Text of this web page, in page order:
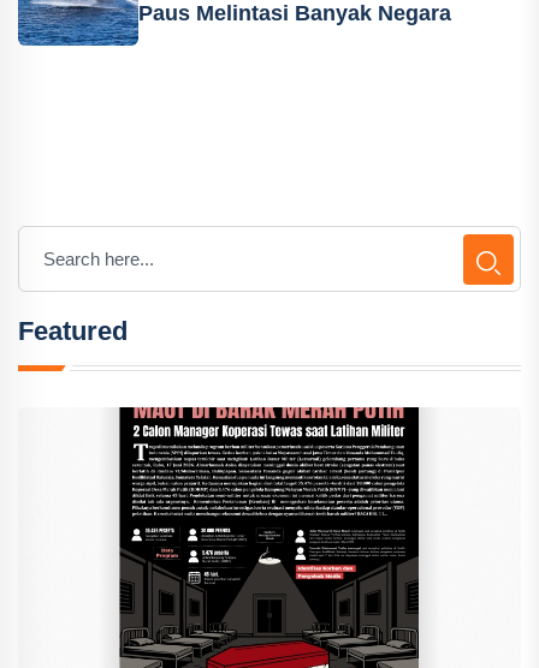
Paus Melintasi Banyak Negara
Featured